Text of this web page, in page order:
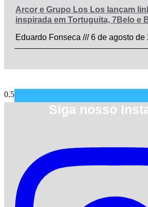
Arcor e Grupo Los Los lançam
inspirada em Tortuguita, 7Belo e
Eduardo Fonseca
6 de agosto de
Siga nosso